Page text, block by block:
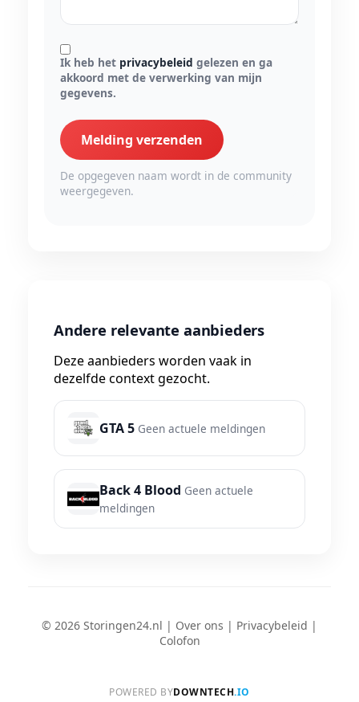
Ik heb het privacybeleid gelezen en ga
akkoord met de verwerking van mijn
gegevens.
Melding verzenden
De opgegeven naam wordt in de community
weergegeven.
Andere relevante aanbieders
Deze aanbieders worden vaak in
dezelfde context gezocht.
GTA 5 Geen actuele meldingen
Back 4 Blood Geen actuele
meldingen
© 2026 Storingen24.nl | Over ons | Privacybeleid |
Colofon
POWERED BYDOWNTECH.IO